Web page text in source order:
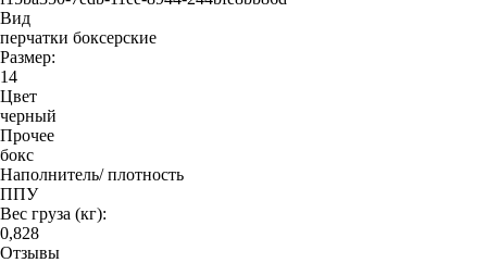
Вид
перчатки боксерские
Размер:
14
Цвет
черный
Прочее
бокс
Наполнитель/ плотность
ППУ
Вес груза (кг):
0,828
Отзывы